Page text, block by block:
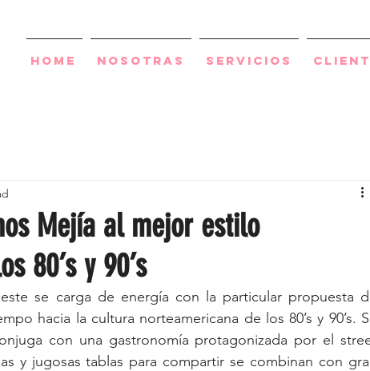
Home Nosotras Servicios
Mejía al mejor estilo
80’s y 90’s
se carga de energía con la particular propuesta
hacia la cultura norteamericana de los 80’s y 90’s.
con una gastronomía protagonizada por el
y jugosas tablas para compartir se combinan con